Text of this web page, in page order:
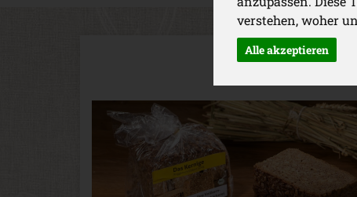
verstehen, woher
Alle akzeptieren